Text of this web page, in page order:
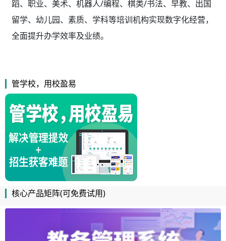
蹈、职业、美术、机器人/编程、棋类/书法、早教、出国
留学、幼儿园、素质、学科等培训机构实现数字化经营，
全面提升办学效率及业绩。
管学校，用校盈易
核心产品矩阵(可免费试用)